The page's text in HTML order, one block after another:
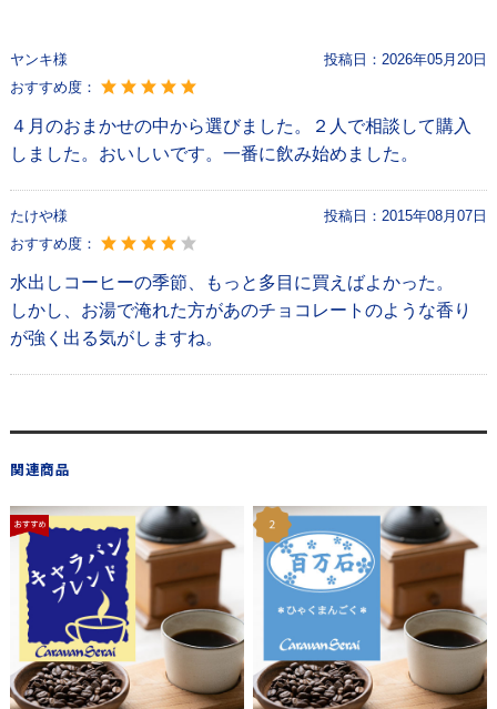
ヤンキ様 投稿日： 2026年05月20日
おすすめ度：
４月のおまかせの中から選びました。２人で相談して購入
しました。おいしいです。一番に飲み始めました。
たけや様 投稿日： 2015年08月07日
おすすめ度：
水出しコーヒーの季節、もっと多目に買えばよかった。
しかし、お湯で淹れた方があのチョコレートのような香り
が強く出る気がしますね。
関連商品